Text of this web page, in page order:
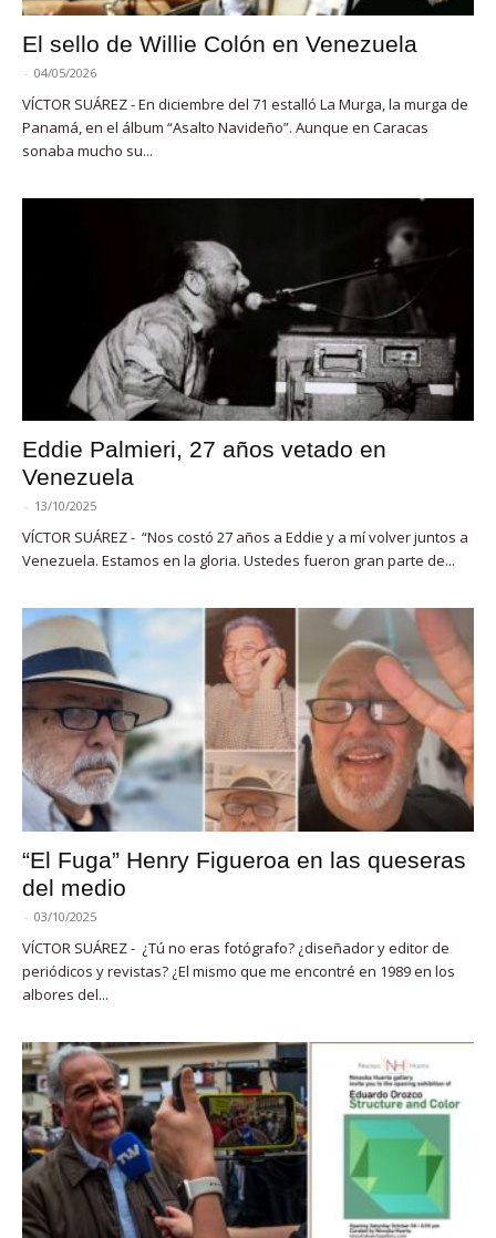
El sello de Willie Colón en Venezuela
- 04/05/2026
VÍCTOR SUÁREZ - En diciembre del 71 estalló La Murga, la murga de
Panamá, en el álbum “Asalto Navideño”. Aunque en Caracas
sonaba mucho su...
Eddie Palmieri, 27 años vetado en
Venezuela
- 13/10/2025
VÍCTOR SUÁREZ - “Nos costó 27 años a Eddie y a mí volver juntos a
Venezuela. Estamos en la gloria. Ustedes fueron gran parte de...
“El Fuga” Henry Figueroa en las queseras
del medio
- 03/10/2025
VÍCTOR SUÁREZ - ¿Tú no eras fotógrafo? ¿diseñador y editor de
periódicos y revistas? ¿El mismo que me encontré en 1989 en los
albores del...